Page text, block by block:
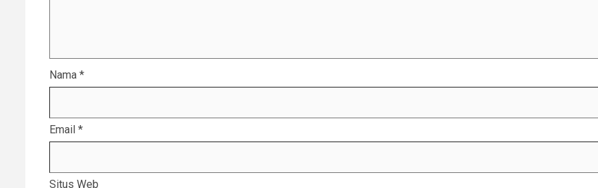
Nama *
Email *
Situs Web